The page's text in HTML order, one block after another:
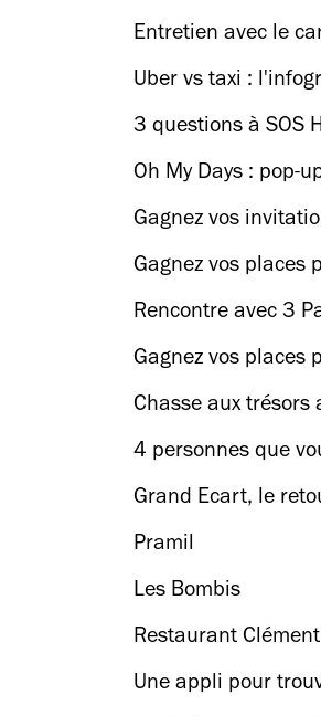
Entretien avec le
Uber vs taxi :
3 questions à SOS
Oh My Days : pop-
Gagnez vos
Gagnez vos places
Rencontre avec 3
Gagnez vos places
Chasse aux trésors
4 personnes que
Grand Ecart, le
Pramil
Les Bombis
Restaurant
Une appli pour